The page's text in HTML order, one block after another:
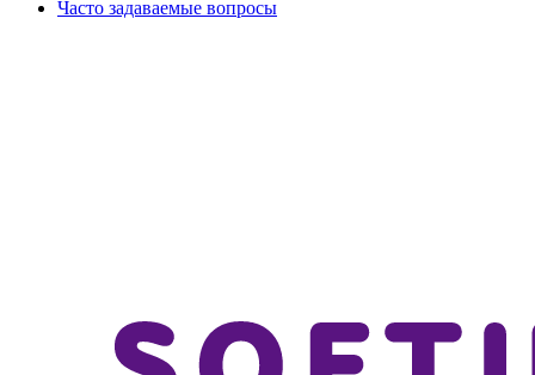
Часто задаваемые вопросы